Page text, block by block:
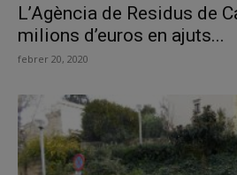
L’Agència de Residus de
milions d’euros en ajuts...
febrer 20, 2020